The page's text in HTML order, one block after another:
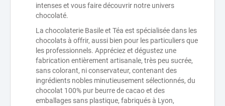
intenses et vous faire découvrir notre univers
chocolaté.
La chocolaterie Basile et Téa est spécialisée dans les
chocolats à offrir, aussi bien pour les particuliers que
les professionnels. Appréciez et dégustez une
fabrication entièrement artisanale, très peu sucrée,
sans colorant, ni conservateur, contenant des
ingrédients nobles minutieusement sélectionnés, du
chocolat 100% pur beurre de cacao et des
emballages sans plastique, fabriqués à Lyon,